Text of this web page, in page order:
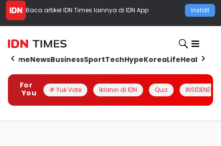
Baca artikel IDN Times lainnya di IDN App Install
HomeNewsBusinessSportTechHypeKoreaLifeHealth
For
You
# Yuk Vote Iklanin di IDN Quiz INSIDENESIA